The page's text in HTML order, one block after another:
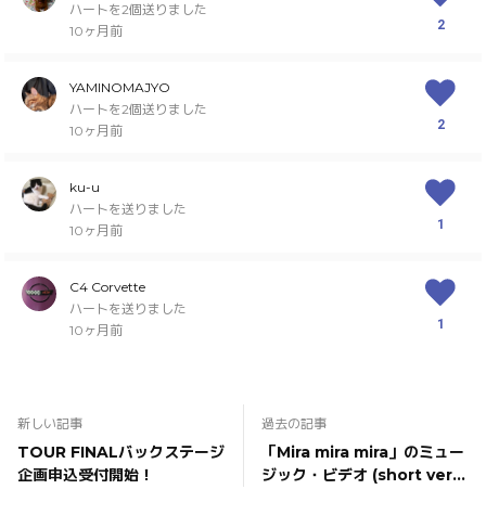
ハートを2個送りました
10ヶ月前
2
YAMINOMAJYO
ハートを2個送りました
10ヶ月前
2
ku-u
ハートを送りました
10ヶ月前
1
C4 Corvette
ハートを送りました
10ヶ月前
1
新しい記事
TOUR FINALバックステージ
企画申込受付開始！
過去の記事
「Mira mira mira」のミュー
ジック・ビデオ (short ver.)